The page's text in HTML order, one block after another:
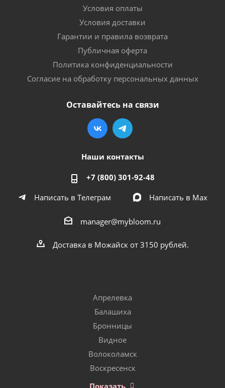
Условия оплаты
Условия доставки
Гарантии и правила возврата
Публичная оферта
Политика конфиденциальности
Согласие на обработку персональных данных
Оставайтесь на связи
Наши контакты
+7 (800) 301-92-48
Написать в Телеграм
Написать в Мах
manager@mybloom.ru
Доставка в Можайск от 3150 рублей.
Апрелевка
Балашиха
Бронницы
Видное
Волоколамск
Воскресенск
Показать